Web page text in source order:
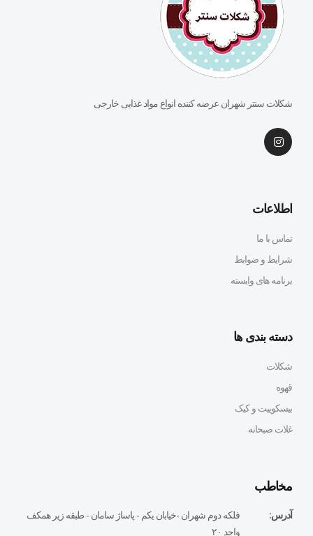
شکلات سنتر شهران عرضه کننده انواع مواد غذایی خارجی
اطلاعات
تماس با ما
شرایط و ضوابط
برنامه های وابسته
دسته بندی ها
شکلات
قهوه
بیسکوییت و کیک
غلات صبحانه
مخاطب
آدرس:
فلكه دوم شهران -خيابان يكم - پاساژ سامان - طبقه زير همكف
واحد ٢٠